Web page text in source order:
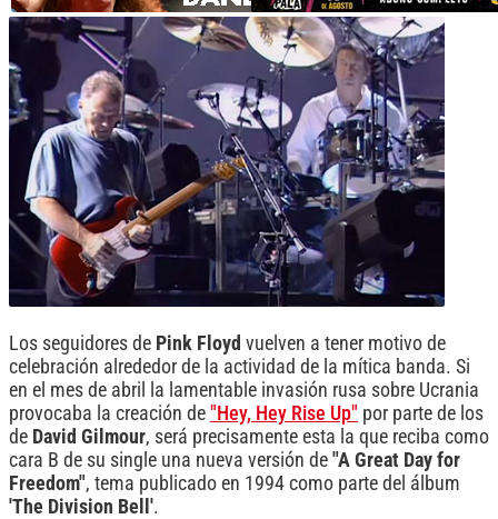
Los seguidores de Pink Floyd vuelven a tener motivo de
celebración alrededor de la actividad de la mítica banda. Si
en el mes de abril la lamentable invasión rusa sobre Ucrania
provocaba la creación de "Hey, Hey Rise Up" por parte de los
de David Gilmour, será precisamente esta la que reciba como
cara B de su single una nueva versión de "A Great Day for
Freedom", tema publicado en 1994 como parte del álbum
'The Division Bell'.